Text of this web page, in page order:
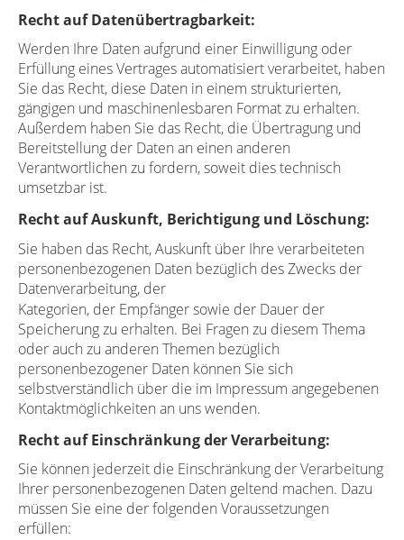
Recht auf Datenübertragbarkeit:
Werden Ihre Daten aufgrund einer Einwilligung oder
Erfüllung eines Vertrages automatisiert verarbeitet, haben
Sie das Recht, diese Daten in einem strukturierten,
gängigen und maschinenlesbaren Format zu erhalten.
Außerdem haben Sie das Recht, die Übertragung und
Bereitstellung der Daten an einen anderen
Verantwortlichen zu fordern, soweit dies technisch
umsetzbar ist.
Recht auf Auskunft, Berichtigung und Löschung:
Sie haben das Recht, Auskunft über Ihre verarbeiteten
personenbezogenen Daten bezüglich des Zwecks der
Datenverarbeitung, der
Kategorien, der Empfänger sowie der Dauer der
Speicherung zu erhalten. Bei Fragen zu diesem Thema
oder auch zu anderen Themen bezüglich
personenbezogener Daten können Sie sich
selbstverständlich über die im Impressum angegebenen
Kontaktmöglichkeiten an uns wenden.
Recht auf Einschränkung der Verarbeitung:
Sie können jederzeit die Einschränkung der Verarbeitung
Ihrer personenbezogenen Daten geltend machen. Dazu
müssen Sie eine der folgenden Voraussetzungen
erfüllen: